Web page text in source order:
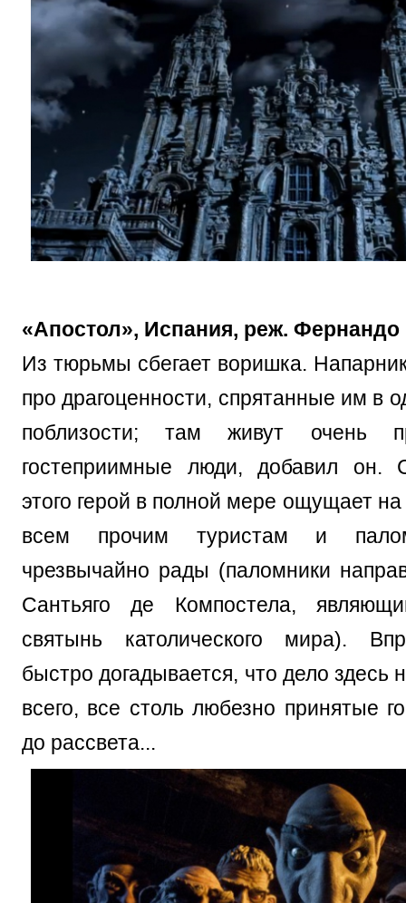
«Апостол», Испания, реж. Фернандо
Из тюрьмы сбегает воришка.
про драгоценности, спрятанные им в
поблизости; там живут очень
гостеприимные люди, добавил он.
этого герой в полной мере ощущает
всем прочим туристам и
чрезвычайно рады (паломники
Сантьяго де Компостела,
святынь католического мира).
быстро догадывается, что дело здесь
всего, все столь любезно принятые
до рассвета...